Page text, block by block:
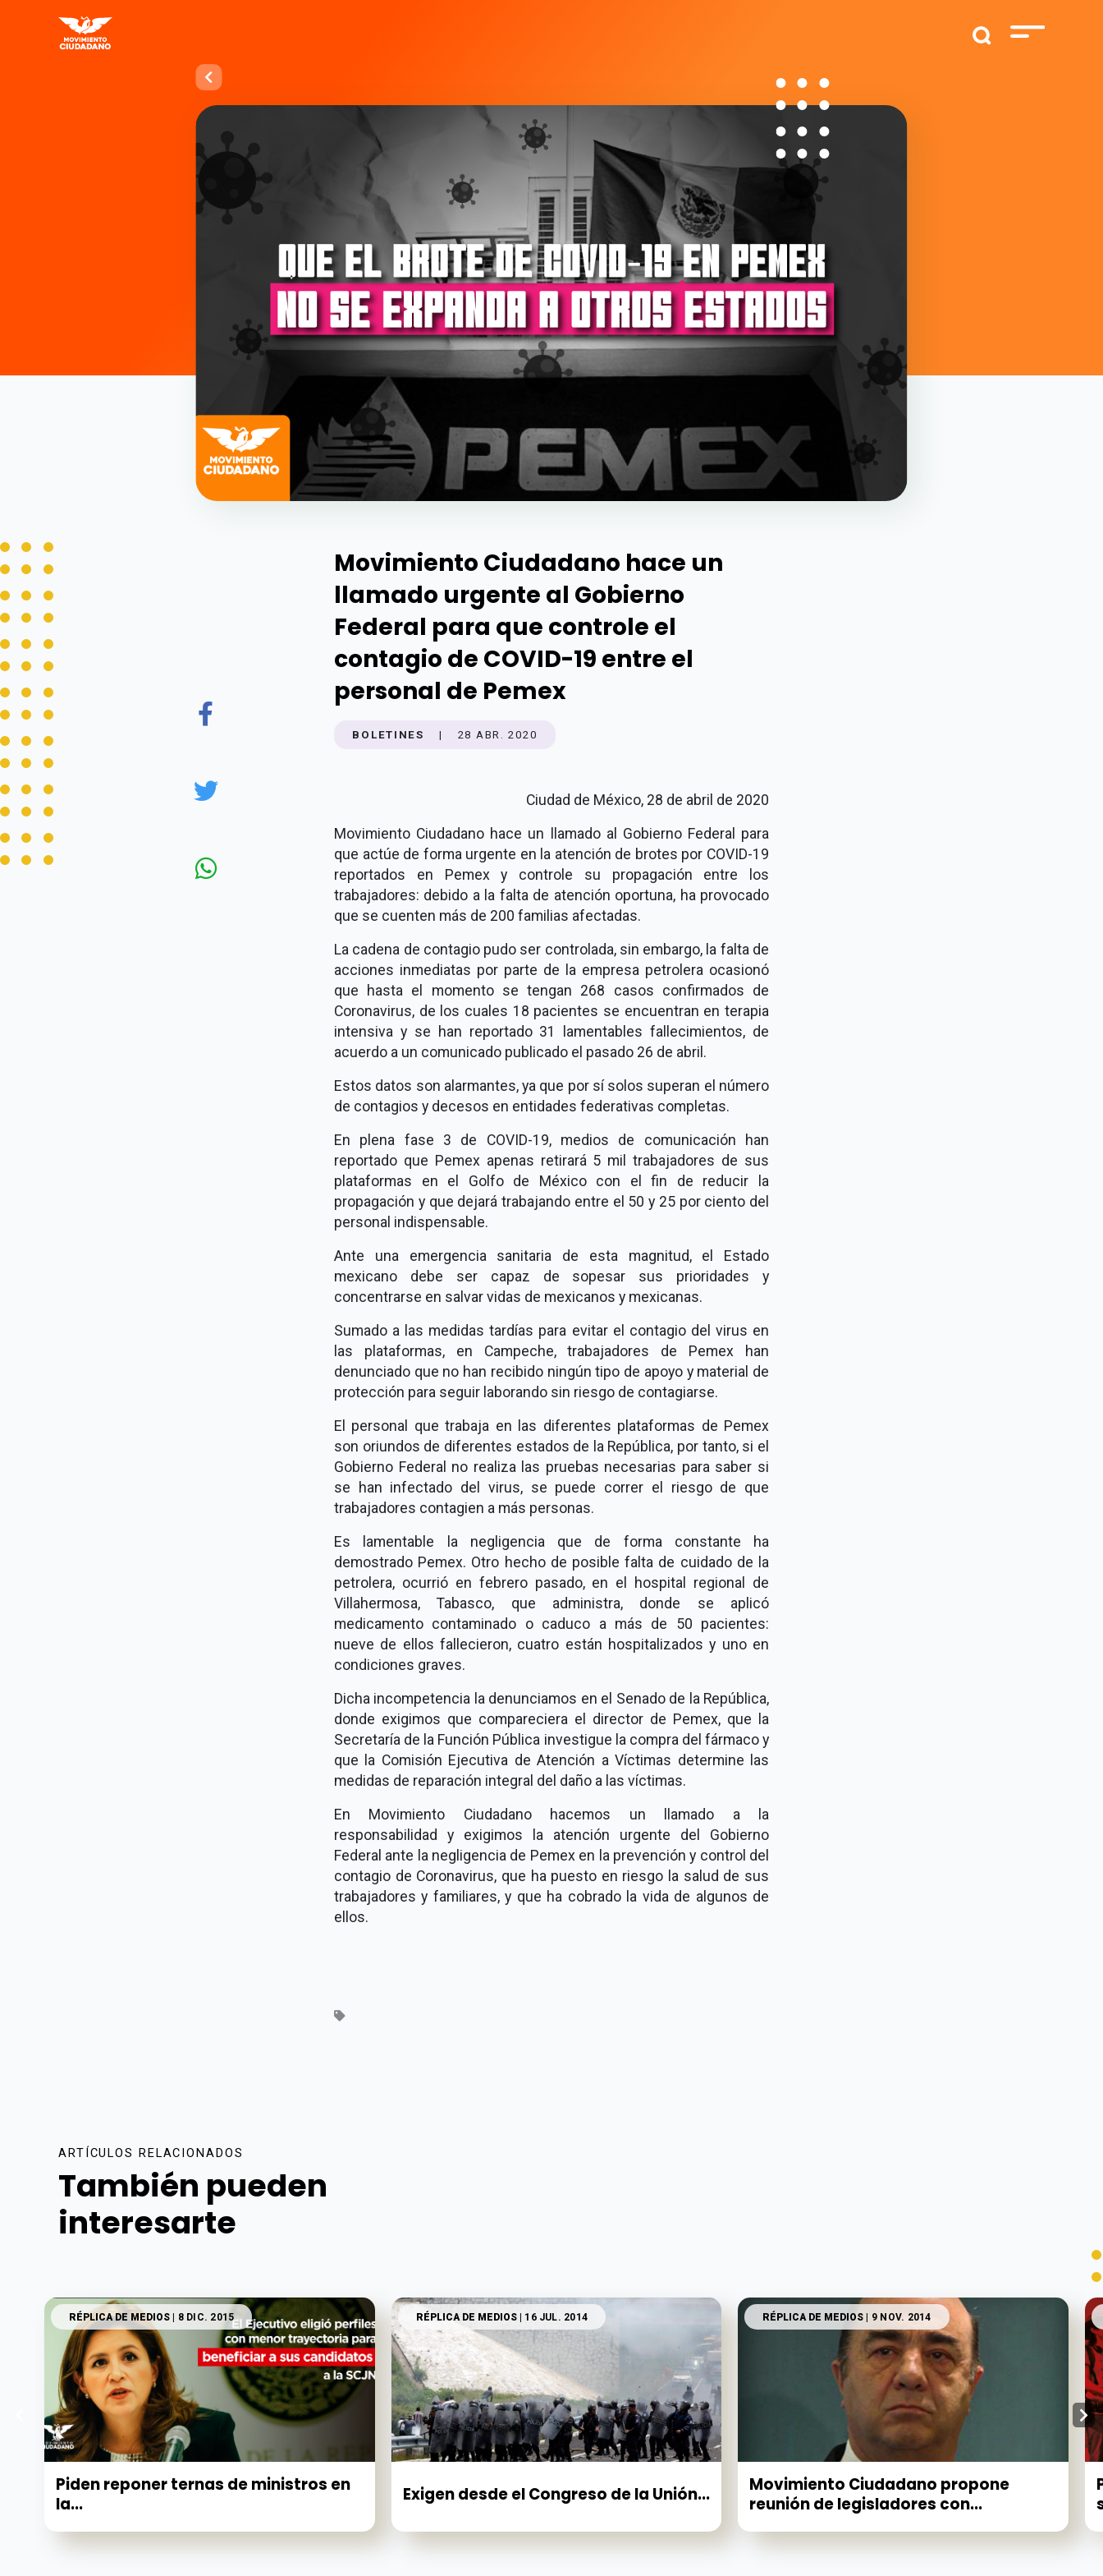
Movimiento Ciudadano hace un
llamado urgente al Gobierno
Federal para que controle el
contagio de COVID-19 entre el
personal de Pemex
BOLETINES | 28 ABR. 2020
Ciudad de México, 28 de abril de 2020
Movimiento Ciudadano hace un llamado al Gobierno Federal para
que actúe de forma urgente en la atención de brotes por COVID-19
reportados en Pemex y controle su propagación entre los
trabajadores: debido a la falta de atención oportuna, ha provocado
que se cuenten más de 200 familias afectadas.
La cadena de contagio pudo ser controlada, sin embargo, la falta de
acciones inmediatas por parte de la empresa petrolera ocasionó
que hasta el momento se tengan 268 casos confirmados de
Coronavirus, de los cuales 18 pacientes se encuentran en terapia
intensiva y se han reportado 31 lamentables fallecimientos, de
acuerdo a un comunicado publicado el pasado 26 de abril.
Estos datos son alarmantes, ya que por sí solos superan el número
de contagios y decesos en entidades federativas completas.
En plena fase 3 de COVID-19, medios de comunicación han
reportado que Pemex apenas retirará 5 mil trabajadores de sus
plataformas en el Golfo de México con el fin de reducir la
propagación y que dejará trabajando entre el 50 y 25 por ciento del
personal indispensable.
Ante una emergencia sanitaria de esta magnitud, el Estado
mexicano debe ser capaz de sopesar sus prioridades y
concentrarse en salvar vidas de mexicanos y mexicanas.
Sumado a las medidas tardías para evitar el contagio del virus en
las plataformas, en Campeche, trabajadores de Pemex han
denunciado que no han recibido ningún tipo de apoyo y material de
protección para seguir laborando sin riesgo de contagiarse.
El personal que trabaja en las diferentes plataformas de Pemex
son oriundos de diferentes estados de la República, por tanto, si el
Gobierno Federal no realiza las pruebas necesarias para saber si
se han infectado del virus, se puede correr el riesgo de que
trabajadores contagien a más personas.
Es lamentable la negligencia que de forma constante ha
demostrado Pemex. Otro hecho de posible falta de cuidado de la
petrolera, ocurrió en febrero pasado, en el hospital regional de
Villahermosa, Tabasco, que administra, donde se aplicó
medicamento contaminado o caduco a más de 50 pacientes:
nueve de ellos fallecieron, cuatro están hospitalizados y uno en
condiciones graves.
Dicha incompetencia la denunciamos en el Senado de la República,
donde exigimos que compareciera el director de Pemex, que la
Secretaría de la Función Pública investigue la compra del fármaco y
que la Comisión Ejecutiva de Atención a Víctimas determine las
medidas de reparación integral del daño a las víctimas.
En Movimiento Ciudadano hacemos un llamado a la
responsabilidad y exigimos la atención urgente del Gobierno
Federal ante la negligencia de Pemex en la prevención y control del
contagio de Coronavirus, que ha puesto en riesgo la salud de sus
trabajadores y familiares, y que ha cobrado la vida de algunos de
ellos.
ARTÍCULOS RELACIONADOS
También pueden
interesarte
RÉPLICA DE MEDIOS | 8 DIC. 2015
Piden reponer ternas de ministros en
la...
RÉPLICA DE MEDIOS| 16 JUL. 2014
Exigen desde el Congreso de la Unión...
RÉPLICA DE MEDIOS | 9 NOV. 2014
Movimiento Ciudadano propone
reunión de legisladores con...